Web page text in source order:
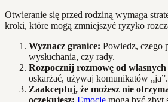
Otwieranie się przed rodziną wymaga
kroki, które mogą zmniejszyć ryzyko
Wyznacz granice: Powiedz, czego
wysłuchania, czy rady.
Rozpocznij rozmowę od
oskarżać, używaj komunikatów „ja”.
Zaakceptuj, że możesz nie